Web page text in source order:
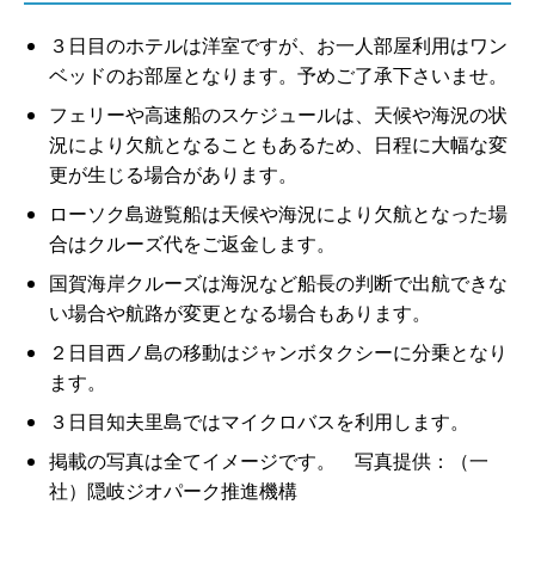
３日目のホテルは洋室ですが、お一人部屋利用はワン
ベッドのお部屋となります。予めご了承下さいませ。
フェリーや高速船のスケジュールは、天候や海況の状
況により欠航となることもあるため、日程に大幅な変
更が生じる場合があります。
ローソク島遊覧船は天候や海況により欠航となった場
合はクルーズ代をご返金します。
国賀海岸クルーズは海況など船長の判断で出航できな
い場合や航路が変更となる場合もあります。
２日目西ノ島の移動はジャンボタクシーに分乗となり
ます。
３日目知夫里島ではマイクロバスを利用します。
掲載の写真は全てイメージです。 写真提供：（一
社）隠岐ジオパーク推進機構